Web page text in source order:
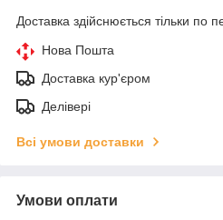
Доставка здійснюється тільки по
Нова Пошта
Доставка кур'єром
Делівері
Всі умови доставки
Умови оплати